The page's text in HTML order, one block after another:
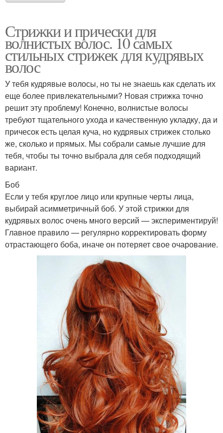
Стрижки и прически для
волнистых волос. 10 самых
стильных стрижек для кудрявых
волос
У тебя кудрявые волосы, но ты не знаешь как сделать их
еще более привлекательными? Новая стрижка точно
решит эту проблему! Конечно, волнистые волосы
требуют тщательного ухода и качественную укладку, да и
причесок есть целая куча, но кудрявых стрижек столько
же, сколько и прямых. Мы собрали самые лучшие для
тебя, чтобы ты точно выбрала для себя подходящий
вариант.
Боб
Если у тебя круглое лицо или крупные черты лица,
выбирай асимметричный боб. У этой стрижки для
кудрявых волос очень много версий — экспериментируй!
Главное правило — регулярно корректировать форму
отрастающего боба, иначе он потеряет свое очарование.